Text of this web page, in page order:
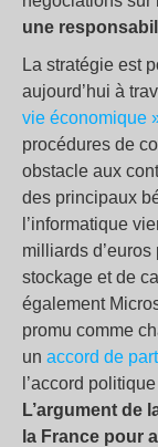
une
La stratégie est
aujourd’hui à
vie économique
procédures de
obstacle aux
des principaux
l’informatique
milliards
stockage et de
également
promu comme
un accord de
l’accord
L’argument de
la France pour